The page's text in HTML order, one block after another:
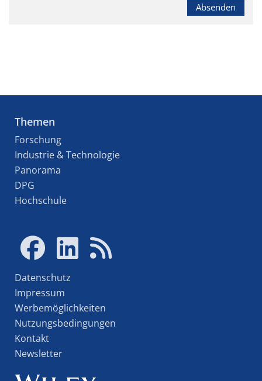
Absenden
Themen
Forschung
Industrie & Technologie
Panorama
DPG
Hochschule
Datenschutz
Impressum
Werbemöglichkeiten
Nutzungsbedingungen
Kontakt
Newsletter